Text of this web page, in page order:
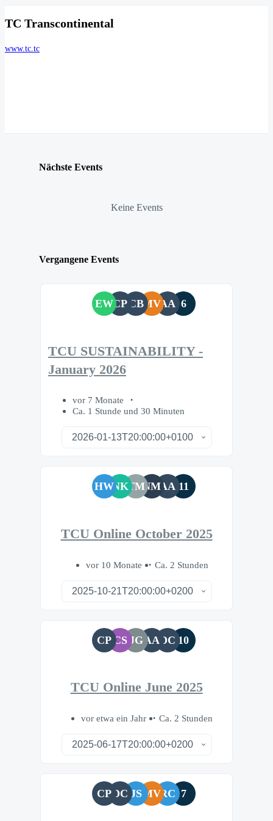
TC Transcontinental
www.tc.tc
Nächste Events
Keine Events
Vergangene Events
EWCP CBMVAA 6
TCU SUSTAINABILITY -
January 2026
vor 7 Monate
Ca. 1 Stunde und 30 Minuten
HWNKTMNMAA 11
TCU Online October 2025
vor 10 Monate Ca. 2 Stunden
CP CS JG AA DC 10
TCU Online June 2025
vor etwa ein Jahr Ca. 2 Stunden
CP DC JS MVRC 7